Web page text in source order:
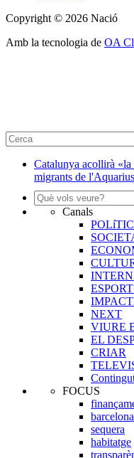
Copyright © 2026 Nació
Amb la tecnologia de OA
Catalunya acollirà
migrants de
Canals
NEXT
VIURE
EL
CRIAR
FOCUS
barcelona
sequera
habitatge